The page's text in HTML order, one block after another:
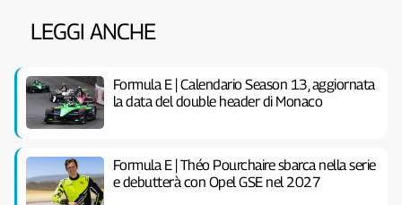
LEGGI ANCHE
Formula E | Calendario Season 13, aggiornata
la data del double header di Monaco
Formula E | Théo Pourchaire sbarca nella serie
e debutterà con Opel GSE nel 2027